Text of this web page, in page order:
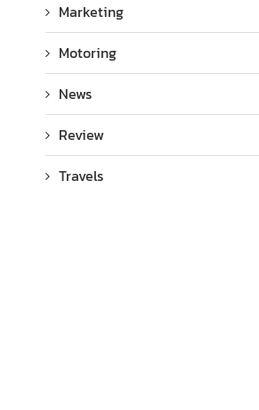
Marketing
Motoring
News
Review
Travels